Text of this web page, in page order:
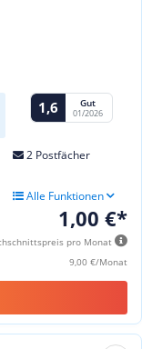
1,6 Gut
01/2026
2 Postfächer
Alle Funktionen
1,00 €*
pro Monat
9,00 €/Monat